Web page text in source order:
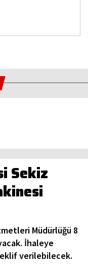
Sekiz
Müdürlüğü 8
İhaleye
verilebilecek.